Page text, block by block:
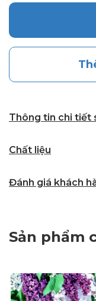
Thông tin chi tiết
Chất liệu
Đánh giá khách
Sản phẩm